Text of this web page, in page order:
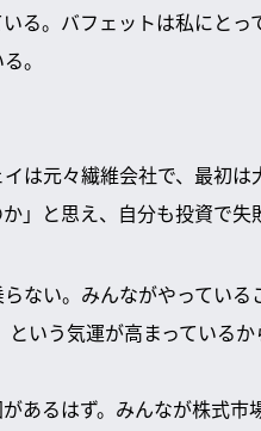
る。バフェットは私にと
。
は元々繊維会社で、最初
」と思え、自分も投資で失
ない。みんながやってい
いう気運が高まっている
あるはず。みんなが株式